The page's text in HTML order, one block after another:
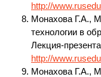
http://
Монахова Г.А.,
технологии в
Лекция-
http://
Монахова Г.А.,